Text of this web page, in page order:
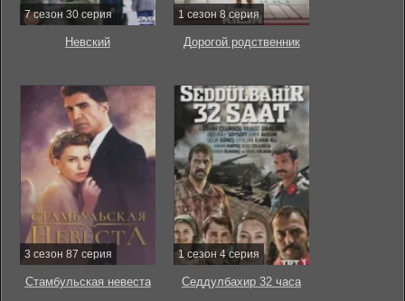
7 сезон 30 серия
Невский
1 сезон 8 серия
Дорогой родственник
3 сезон 87 серия
Стамбульская невеста
1 сезон 4 серия
Седдулбахир 32 часа